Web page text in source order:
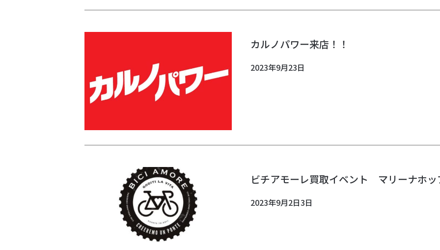
カルノパワー来店！！
2023年9月23日
ビチアモーレ買取イベント マリーナホッ
2023年9月2日3日